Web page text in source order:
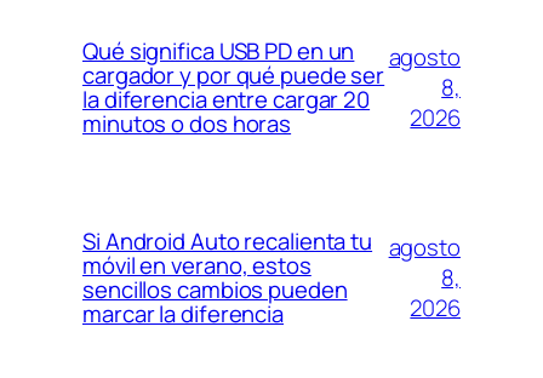
Qué significa USB PD en un
cargador y por qué puede ser
la diferencia entre cargar 20
minutos o dos horas
agosto
8,
2026
Si Android Auto recalienta tu
móvil en verano, estos
sencillos cambios pueden
marcar la diferencia
agosto
8,
2026